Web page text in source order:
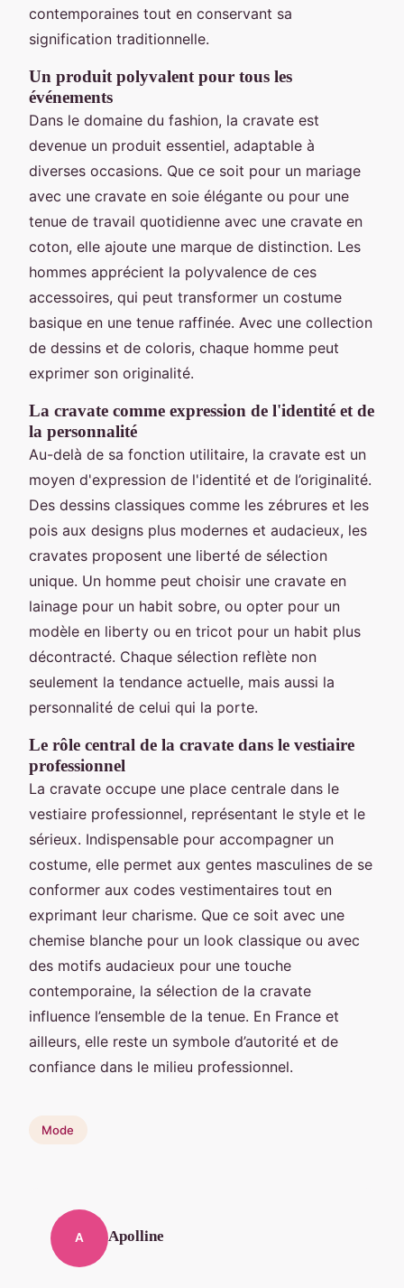
contemporaines tout en conservant sa
signification traditionnelle.
Un produit polyvalent pour tous les
événements
Dans le domaine du fashion, la cravate est
devenue un produit essentiel, adaptable à
diverses occasions. Que ce soit pour un mariage
avec une cravate en soie élégante ou pour une
tenue de travail quotidienne avec une cravate en
coton, elle ajoute une marque de distinction. Les
hommes apprécient la polyvalence de ces
accessoires, qui peut transformer un costume
basique en une tenue raffinée. Avec une collection
de dessins et de coloris, chaque homme peut
exprimer son originalité.
La cravate comme expression de l'identité et de
la personnalité
Au-delà de sa fonction utilitaire, la cravate est un
moyen d'expression de l'identité et de l’originalité.
Des dessins classiques comme les zébrures et les
pois aux designs plus modernes et audacieux, les
cravates proposent une liberté de sélection
unique. Un homme peut choisir une cravate en
lainage pour un habit sobre, ou opter pour un
modèle en liberty ou en tricot pour un habit plus
décontracté. Chaque sélection reflète non
seulement la tendance actuelle, mais aussi la
personnalité de celui qui la porte.
Le rôle central de la cravate dans le vestiaire
professionnel
La cravate occupe une place centrale dans le
vestiaire professionnel, représentant le style et le
sérieux. Indispensable pour accompagner un
costume, elle permet aux gentes masculines de se
conformer aux codes vestimentaires tout en
exprimant leur charisme. Que ce soit avec une
chemise blanche pour un look classique ou avec
des motifs audacieux pour une touche
contemporaine, la sélection de la cravate
influence l’ensemble de la tenue. En France et
ailleurs, elle reste un symbole d’autorité et de
confiance dans le milieu professionnel.
Mode
A Apolline